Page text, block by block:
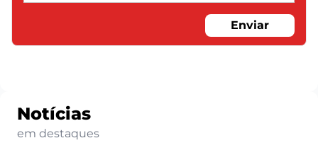
Enviar
Notícias
em destaques